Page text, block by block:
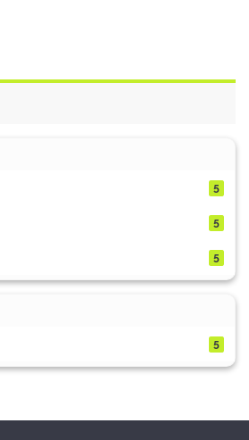
5
5
5
5